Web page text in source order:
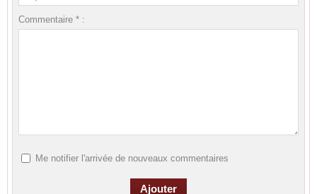
Commentaire * :
Me notifier l'arrivée de nouveaux commentaires